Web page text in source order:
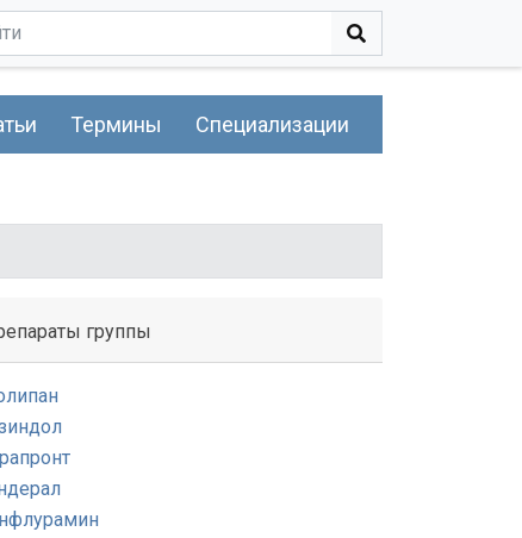
Термины Специализации
группы